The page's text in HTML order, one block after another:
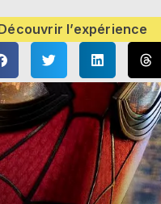
l’expérience